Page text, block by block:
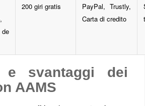
200 giri gratis
PayPal, Trustly,
Carta di credito
e svantaggi dei
AAMS